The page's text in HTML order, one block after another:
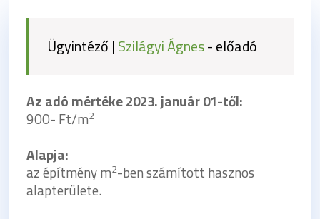
Ügyintéző |Szilágyi Ágnes- előadó
Az adó mértéke 2023. január 01-től:
900- Ft/m2
Alapja:
az építmény m2-ben számított hasznos
alapterülete.